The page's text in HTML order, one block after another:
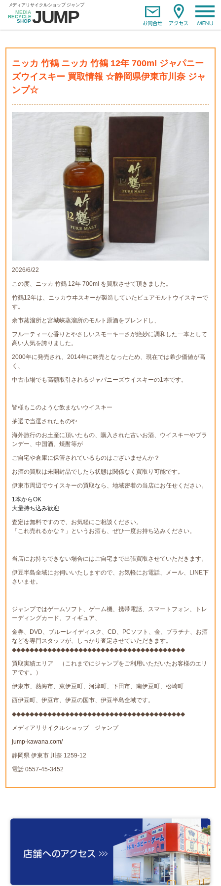
ニッカ 竹鶴 ニッカ 竹鶴 12年 700ml ジャパニー
ズウイスキー 買取情報 ☆静岡県伊東市川奈 ジャ
ンプ☆
2026/6/22
この度、ニッカ 竹鶴 12年 700ml を買取させて頂きました。
竹鶴12年は、ニッカウヰスキーが製造していたピュアモルトウイスキーで
す。
余市蒸溜所と宮城峡蒸溜所のモルト原酒をブレンドし、
フルーティーな香りとやさしいスモーキーさが絶妙に調和した一本として
高い人気を誇りました。
2000年に発売され、2014年に終売となったため、現在では希少価値が高
く、
中古市場でも高額取引されるジャパニーズウイスキーの1本です。
皆様もこのような飲まないウイスキー
抽選で当選されたものや
海外旅行のお土産に頂いたもの、購入された古いお酒、ウイスキーやブラ
ンデー、中国酒、焼酎等が
ご自宅や倉庫に保管されているものはございませんか？
お酒の買取は未開封品でしたら状態は関係なく買取り可能です。
伊東市周辺でウイスキーの買取なら、地域密着の当店にお任せください。
1本からOK
大量持ち込み歓迎
査定は無料ですので、お気軽にご相談ください。
「これ売れるかな？」というお酒も、ぜひ一度お持ち込みください。
当店にお持ちできない場合にはご自宅まで出張買取させていただきます。
伊豆半島全域にお伺いいたしますので、お気軽にお電話、メール、LINE下
さいませ。
ジャンプではゲームソフト、ゲーム機、携帯電話、スマートフォン、トレ
ーディングカード、フィギュア、
金券、DVD、ブルーレイディスク、CD、PCソフト、金、プラチナ、お酒
などを専門スタッフが、しっかり査定させていただきます。
◆◆◆◆◆◆◆◆◆◆◆◆◆◆◆◆◆◆◆◆◆◆◆◆◆◆◆◆◆◆◆◆◆◆◆◆◆◆◆
買取実績エリア （これまでにジャンプをご利用いただいたお客様のエリ
アです。）
伊東市、熱海市、東伊豆町、河津町、下田市、南伊豆町、松崎町
西伊豆町、伊豆市、伊豆の国市、伊豆半島全域です。
◆◆◆◆◆◆◆◆◆◆◆◆◆◆◆◆◆◆◆◆◆◆◆◆◆◆◆◆◆◆◆◆◆◆◆◆◆◆◆
メディアリサイクルショップ ジャンプ
jump-kawana.com/
静岡県 伊東市 川奈 1259-12
電話 0557-45-3452